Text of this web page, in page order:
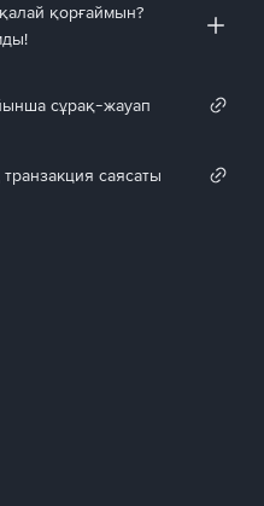
қорғаймын?
сұрақ-жауап
саясаты